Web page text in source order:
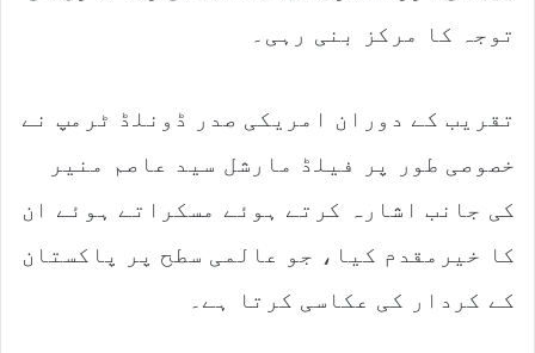
توجہ کا مرکز بنی رہی۔
تقریب کے دوران امریکی صدر ڈونلڈ ٹرمپ نے
خصوصی طور پر فیلڈ مارشل سید عاصم منیر
کی جانب اشارہ کرتے ہوئے مسکراتے ہوئے ان
کا خیرمقدم کیا، جو عالمی سطح پر پاکستان
کے کردار کی عکاسی کرتا ہے۔